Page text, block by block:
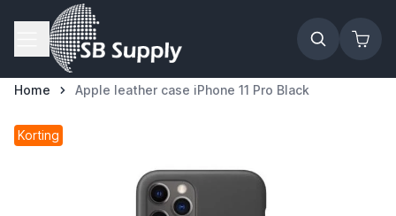
Ga naar de inhoud
Home Apple leather case iPhone 11 Pro Black
Korting